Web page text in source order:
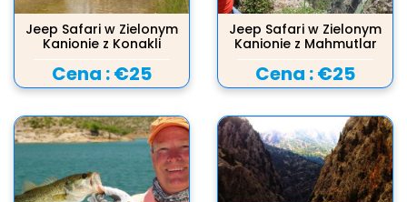
Jeep Safari w Zielonym
Kanionie z Konakli
Cena :€25
Jeep Safari w Zielonym
Kanionie z Mahmutlar
Cena :€25